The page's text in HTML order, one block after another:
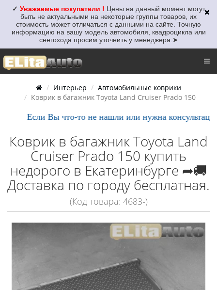
✓ Уважаемые покупатели ! Цены на данный момент могут
быть не актуальными на некоторые группы товаров, их
стоимость может отличаться с данными на сайте. Точную
информацию на вашу модель автомобиля, квадроцикла или
снегохода просим уточнить у менеджера. ➤
Интерьер
Автомобильные коврики
Коврик в багажник Toyota Land Cruiser Prado 150
Если Вы что-то не нашли или нужна
Коврик в багажник Toyota Land
Cruiser Prado 150 купить
недорого в Екатеринбурге ➦🚚
Доставка по городу бесплатная.
(Код товара: 4683-)